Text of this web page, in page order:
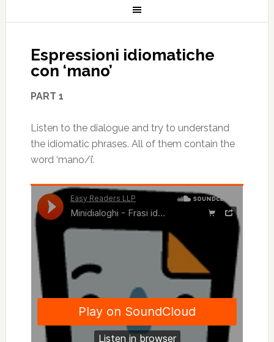
Espressioni idiomatiche
con ‘mano’
PART 1
Listen to the dialogue and try to understand
the idiomatic phrases. All of them contain the
word ‘mano/i’.